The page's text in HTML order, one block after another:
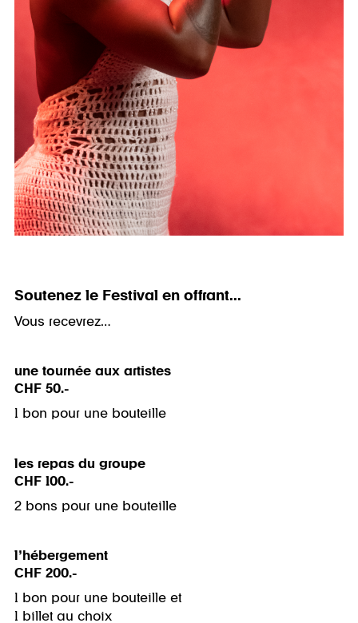
Soutenez le Festival en offrant...
Vous recevrez…
une tournée aux artistes
CHF 50.-
1 bon pour une bouteille
les repas du groupe
CHF 100.-
2 bons pour une bouteille
l’hébergement
CHF 200.-
1 bon pour une bouteille et
1 billet au choix